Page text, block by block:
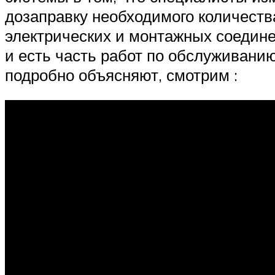
дозаправку необходимого
электрических и монтажных
и есть часть работ по
подробно объясняют, смотрим :